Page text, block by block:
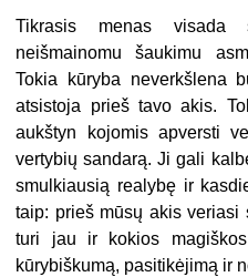
Tikrasis menas visada
neišmainomu šaukimu
Tokia kūryba neverkšlena
atsistoja prieš tavo akis.
aukštyn kojomis apversti
vertybių sandarą. Ji gali
smulkiausią realybę ir
taip: prieš mūsų akis
turi jau ir ko­kios
kūrybiškumą, pasitikėjimą ir